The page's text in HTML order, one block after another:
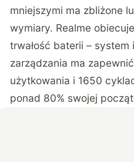
mniejszymi ma zbliżone
wymiary. Realme
trwałość baterii –
zarządzania ma
użytkowania i 1650
ponad 80% swojej